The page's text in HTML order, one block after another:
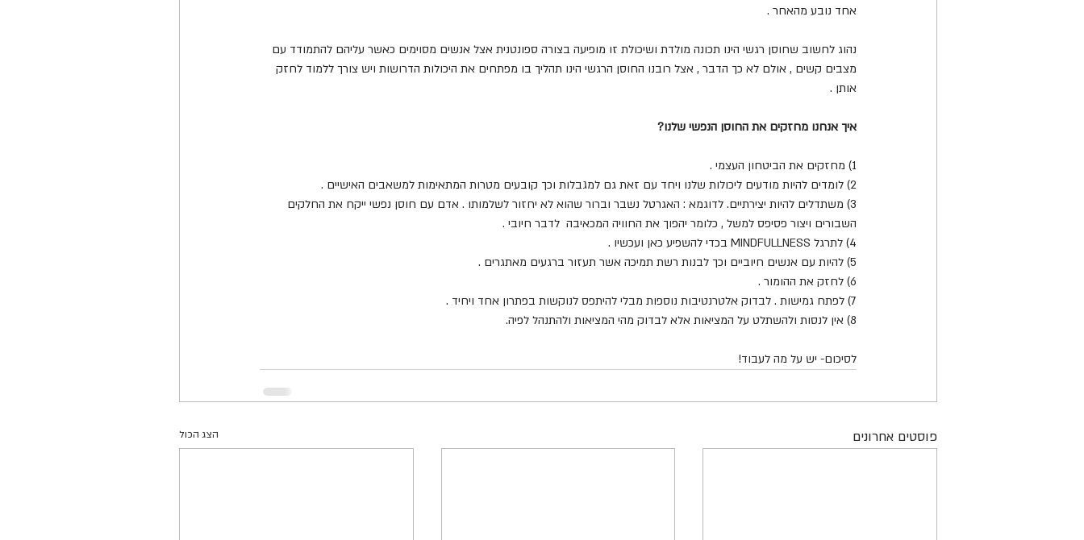
אחד נובע מהאחר .
נהוג לחשוב שחוסן רגשי הינו תכונה מולדת ושיכולת זו מופיעה בצורה ספונטנית אצל אנשים מסוימים כאשר עליהם להתמודד עם
מצבים קשים , אולם לא כך הדבר , אצל רובנו החוסן הרגשי הינו תהליך בו מפתחים את היכולות הדרושות ויש צורך ללמוד לחזק
אותן .
איך אנחנו מחזקים את החוסן הנפשי שלנו?
1) מחזקים את הביטחון העצמי .
2) לומדים להיות מודעים ליכולות שלנו ויחד עם זאת גם למגבלות וכך קובעים מטרות המתאימות למשאבים האישיים .
3) משתדלים להיות יצירתיים. לדוגמא : האגרטל נשבר וברור שהוא לא יחזור לשלמותו . אדם עם חוסן נפשי ייקח את החלקים
השבורים ויצור פסיפס למשל , כלומר יהפוך את החוויה המכאיבה  לדבר חיובי .
4) לתרגל MINDFULLNESS בכדי להשפיע כאן ועכשיו .
5) להיות עם אנשים חיוביים וכך לבנות רשת תמיכה אשר תעזור ברגעים מאתגרים .
6) לחזק את ההומור .
7) לפתח גמישות . לבדוק אלטרנטיבות נוספות מבלי להיתפס לנוקשות בפתרון אחד ויחיד .
8) אין לנסות ולהשתלט על המציאות אלא לבדוק מהי המציאות ולהתנהל לפיה.
לסיכום- יש על מה לעבוד!
פוסטים אחרונים הצג הכול